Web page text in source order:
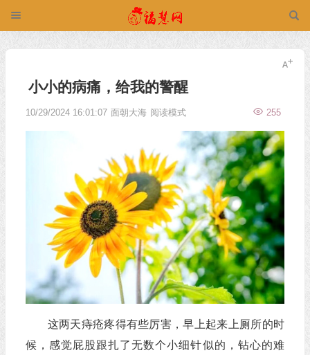
小小的病痛，给我的警醒
10/29/2024 16:01:07 面朝大海 255
阅读模式
这两天痔疮疼得有些厉害，早上起来上厕所的时
候，感觉屁股跟扎了无数个小细针似的，钻心的难